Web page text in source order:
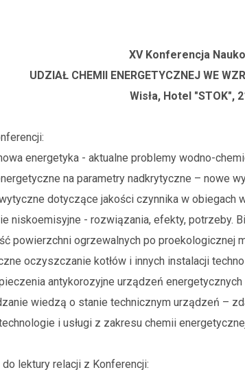
XV Konferencja
UDZIAŁ CHEMII ENERGETYCZNEJ WE
Wisła, Hotel "STOK",
energetyka - aktualne problemy wodno-
na parametry nadkrytyczne – nowe
dotyczące jakości czynnika w obiegach
niskoemisyjne - rozwiązania, efekty, potrzeby.
powierzchni ogrzewalnych po proekologicznej
oczyszczanie kotłów i innych instalacji
antykorozyjne urządzeń
wiedzą o stanie technicznym urządzeń –
i usługi z zakresu chemii
lektury relacji z Konferencji: